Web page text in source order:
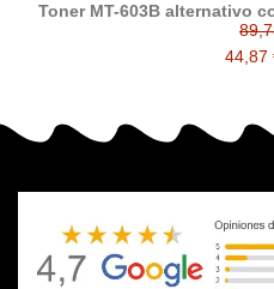
Toner MT-603B alternativo
8935-
44,87